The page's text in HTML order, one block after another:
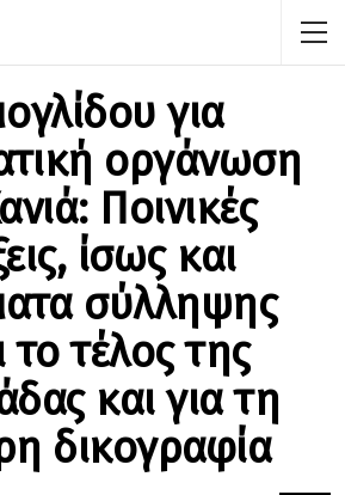
για
οργάνωση
Ποινικές
ίσως και
σύλληψης
το τέλος της
και για τη
δικογραφία